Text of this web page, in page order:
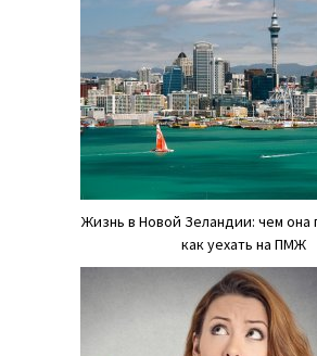
Жизнь в Новой Зеландии: чем она
как уехать на ПМЖ